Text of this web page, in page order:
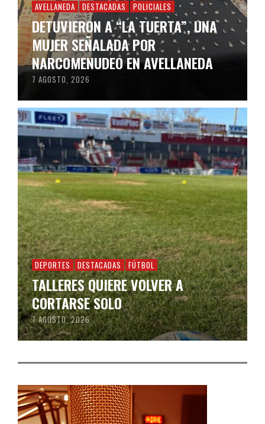
AVELLANEDA DESTACADAS POLICIALES
DETUVIERON A “LA TUERTA”, UNA
MUJER SEÑALADA POR
NARCOMENUDEO EN AVELLANEDA
7 AGOSTO, 2026
DEPORTES DESTACADAS FÚTBOL
TALLERES QUIERE VOLVER A
CORTARSE SOLO
7 AGOSTO, 2026